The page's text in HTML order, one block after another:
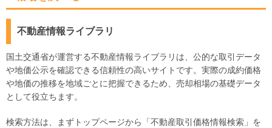
不動産情報ライブラリ
国土交通省が運営する不動産情報ライブラリは、公的な取引データ
や地価公示を確認できる信頼性の高いサイトです。実際の成約価格
や地価の推移を地域ごとに把握できるため、売却相場の基礎データ
として役立ちます。
検索方法は、まずトップページから「不動産取引価格情報検索」を